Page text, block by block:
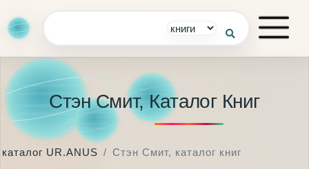
Стэн Смит, Каталог Книг
каталог UR.ANUS Стэн Смит, каталог книг